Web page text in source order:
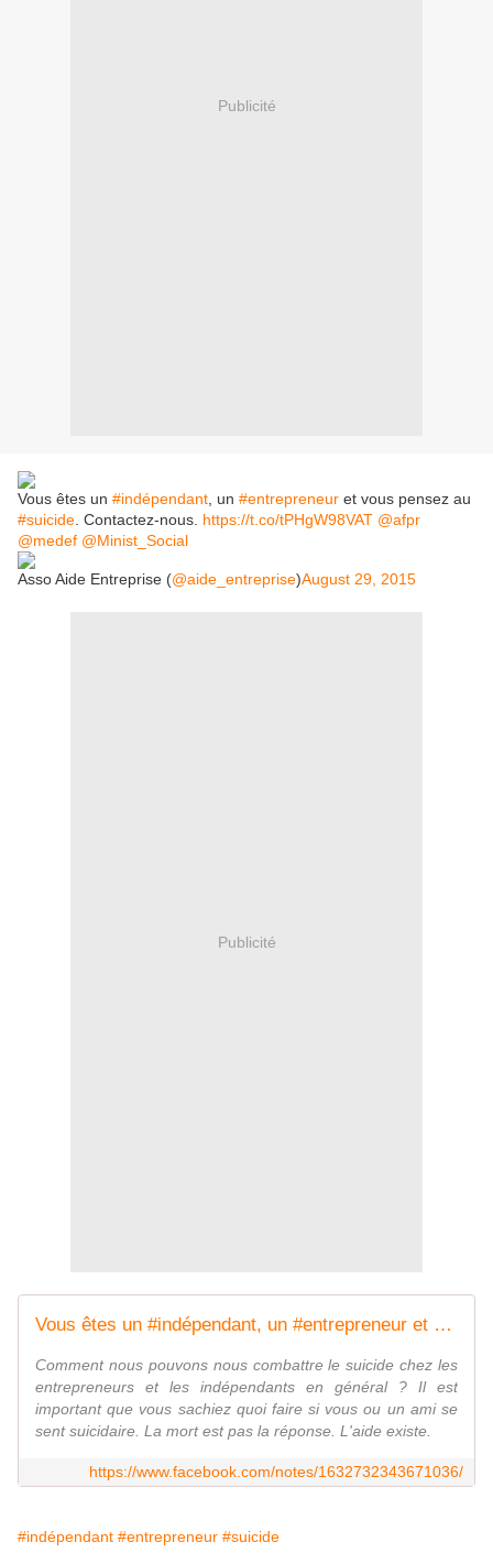
Publicité
Vous êtes un #indépendant , un #entrepreneur et vous pensez au
#suicide . Contactez-nous. https://t.co/tPHgW98VAT @afpr
@medef @Minist_Social
Asso Aide Entreprise (@aide_entreprise)August 29, 2015
Publicité
Vous êtes un #indépendant, un #entrepreneur et vous pensez au #suicide. Contactez-nous.
Comment nous pouvons nous combattre le suicide chez les
entrepreneurs et les indépendants en général ? Il est
important que vous sachiez quoi faire si vous ou un ami se
sent suicidaire. La mort est pas la réponse. L'aide existe.
https://www.facebook.com/notes/1632732343671036/
#indépendant #entrepreneur #suicide